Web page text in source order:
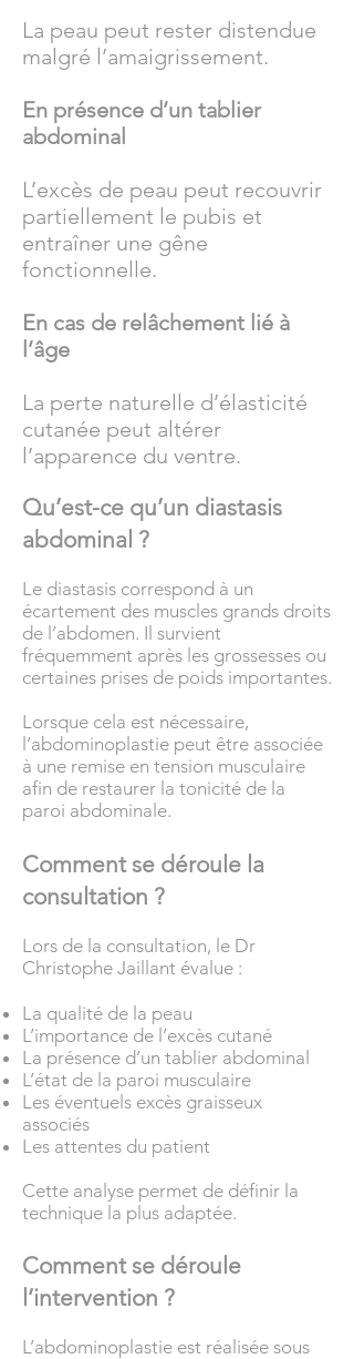
La peau peut rester distendue
malgré l’amaigrissement.
En présence d’un tablier
abdominal
L’excès de peau peut recouvrir
partiellement le pubis et
entraîner une gêne
fonctionnelle.
En cas de relâchement lié à
l’âge
La perte naturelle d’élasticité
cutanée peut altérer
l’apparence du ventre.
Qu’est-ce qu’un diastasis
abdominal ?
Le diastasis correspond à un
écartement des muscles grands droits
de l’abdomen. Il survient
fréquemment après les grossesses ou
certaines prises de poids importantes.
Lorsque cela est nécessaire,
l’abdominoplastie peut être associée
à une remise en tension musculaire
afin de restaurer la tonicité de la
paroi abdominale.
Comment se déroule la
consultation ?
Lors de la consultation, le Dr
Christophe Jaillant évalue :
La qualité de la peau
L’importance de l’excès cutané
La présence d’un tablier abdominal
L’état de la paroi musculaire
Les éventuels excès graisseux
associés
Les attentes du patient
Cette analyse permet de définir la
technique la plus adaptée.
Comment se déroule
l’intervention ?
L’abdominoplastie est réalisée sous